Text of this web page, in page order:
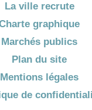
La ville recrute
graphique
Marchés publics
Plan du site
Mentions légales
de